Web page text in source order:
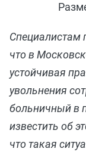
Специалистам
что в
устойчивая
увольнения
больничный в
известить об
что такая